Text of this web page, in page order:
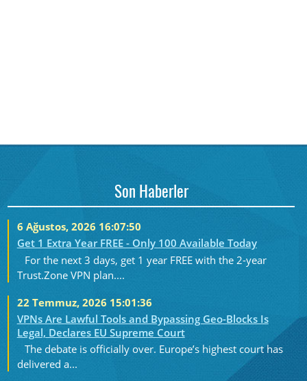
Son Haberler
6 Ağustos, 2026 16:07:50
Get 1 Extra Year FREE - Only 100 Available Today
For the next 3 days, get 1 year FREE with the 2-year
Trust.Zone VPN plan....
22 Temmuz, 2026 15:01:36
VPNs Are Lawful Tools and Bypassing Geo-Blocks Is
Legal, Declares EU Supreme Court
The debate is officially over. Europe’s highest court has
delivered a...